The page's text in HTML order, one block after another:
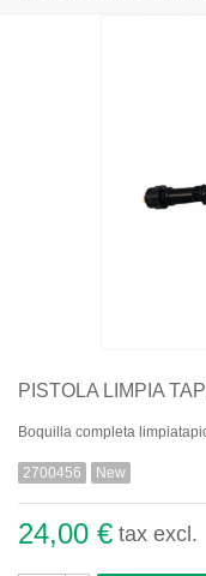
PISTOLA LIMPIA
Boquilla completa
2700456 New
24,00 € tax excl.